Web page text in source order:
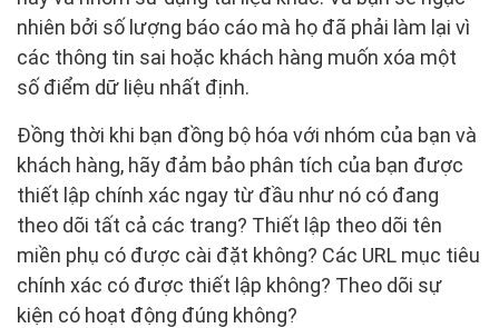
nhiên bởi số lượng báo cáo mà họ đã phải làm lại vì
các thông tin sai hoặc khách hàng muốn xóa một
số điểm dữ liệu nhất định.
Đồng thời khi bạn đồng bộ hóa với nhóm của bạn và
khách hàng, hãy đảm bảo phân tích của bạn được
thiết lập chính xác ngay từ đầu như nó có đang
theo dõi tất cả các trang? Thiết lập theo dõi tên
miền phụ có được cài đặt không? Các URL mục tiêu
chính xác có được thiết lập không? Theo dõi sự
kiện có hoạt động đúng không?